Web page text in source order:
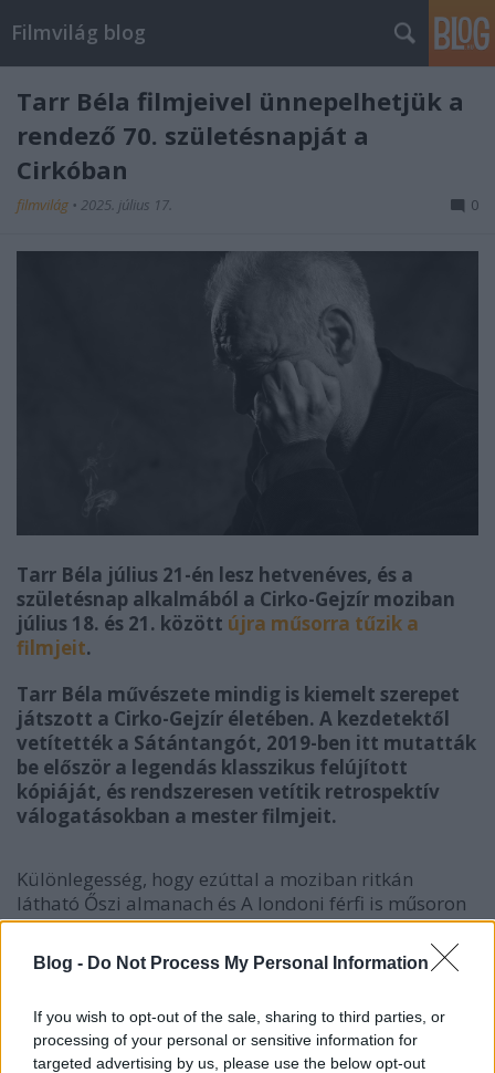
Blog - Do Not Process My Personal Information
If you wish to opt-out of the sale, sharing to third parties, or
processing of your personal or sensitive information for
targeted advertising by us, please use the below opt-out
Filmvilág blog
Tarr Béla filmjeivel ünnepelhetjük a
rendező 70. születésnapját a
Cirkóban
filmvilág • 2025. július 17. 0
Tarr Béla július 21-én lesz hetvenéves, és a
születésnap alkalmából a Cirko-Gejzír moziban
július 18. és 21. között újra műsorra tűzik a
filmjeit.
Tarr Béla művészete mindig is kiemelt szerepet
játszott a Cirko-Gejzír életében. A kezdetektől
vetítették a Sátántangót, 2019-ben itt mutatták
be először a legendás klasszikus felújított
kópiáját, és rendszeresen vetítik retrospektív
válogatásokban a mester filmjeit.
Különlegesség, hogy ezúttal a moziban ritkán
látható Őszi almanach és A londoni férfi is műsoron
lesz. Természetesen a Sátántangót is meg lehet nézni
– újra vagy először!
Július 18.